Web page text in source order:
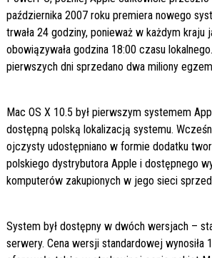
października 2007 roku premiera nowego
trwała 24 godziny, ponieważ w każdym kraju
obowiązywała godzina 18:00 czasu
pierwszych dni sprzedano dwa miliony
Mac OS X 10.5 był pierwszym systemem
dostępną polską lokalizacją systemu.
ojczysty udostępniano w formie dodatku
polskiego dystrybutora Apple i dostępnego
komputerów zakupionych w jego sieci
System był dostępny w dwóch wersjach –
serwery. Cena wersji standardowej wynosiła